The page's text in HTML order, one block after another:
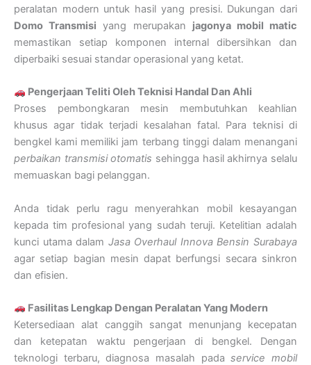
peralatan modern untuk hasil yang presisi. Dukungan dari
Domo Transmisi yang merupakan jagonya mobil matic
memastikan setiap komponen internal dibersihkan dan
diperbaiki sesuai standar operasional yang ketat.
Pengerjaan Teliti Oleh Teknisi Handal Dan Ahli
Proses pembongkaran mesin membutuhkan keahlian
khusus agar tidak terjadi kesalahan fatal. Para teknisi di
bengkel kami memiliki jam terbang tinggi dalam menangani
perbaikan transmisi otomatis sehingga hasil akhirnya selalu
memuaskan bagi pelanggan.
Anda tidak perlu ragu menyerahkan mobil kesayangan
kepada tim profesional yang sudah teruji. Ketelitian adalah
kunci utama dalam Jasa Overhaul Innova Bensin Surabaya
agar setiap bagian mesin dapat berfungsi secara sinkron
dan efisien.
Fasilitas Lengkap Dengan Peralatan Yang Modern
Ketersediaan alat canggih sangat menunjang kecepatan
dan ketepatan waktu pengerjaan di bengkel. Dengan
teknologi terbaru, diagnosa masalah padaservice mobil